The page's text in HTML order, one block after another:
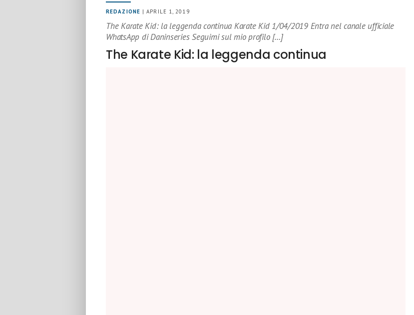
REDAZIONE | APRILE 1, 2019
The Karate Kid: la leggenda continua Karate Kid 1/04/2019 Entra nel canale ufficiale
WhatsApp di Daninseries Seguimi sul mio profilo […]
The Karate Kid: la leggenda continua